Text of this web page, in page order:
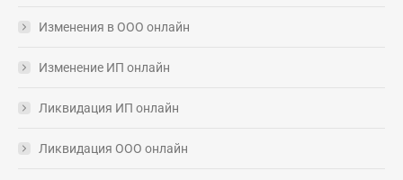
Изменения в ООО онлайн
Изменение ИП онлайн
Ликвидация ИП онлайн
Ликвидация ООО онлайн